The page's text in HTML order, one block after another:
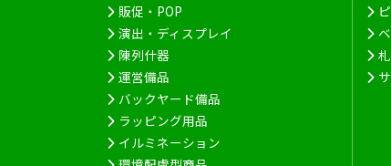
販促・POP
演出・ディスプレイ
陳列什器
運営備品
バックヤード備品
ラッピング用品
イルミネーション